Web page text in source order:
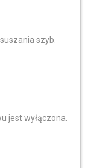
szyb.
jest wyłączona.